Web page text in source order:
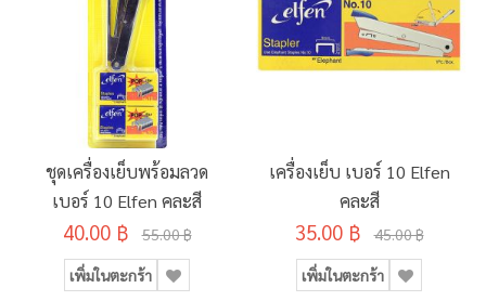
ชุดเครื่องเย็บพร้อมลวด
เบอร์ 10 Elfen คละสี
40.00 ฿ 55.00 ฿
เพิ่มในตะกร้า
เครื่องเย็บ เบอร์ 10 Elfen
คละสี
35.00 ฿ 45.00 ฿
เพิ่มในตะกร้า